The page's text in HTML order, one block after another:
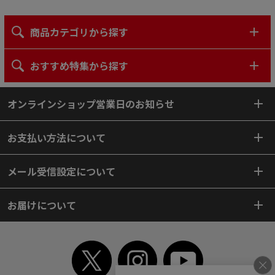
商品カテゴリから探す
おすすめ特集から探す
オンラインショップ営業日のお知らせ
お支払い方法について
メール受信設定について
お届けについて